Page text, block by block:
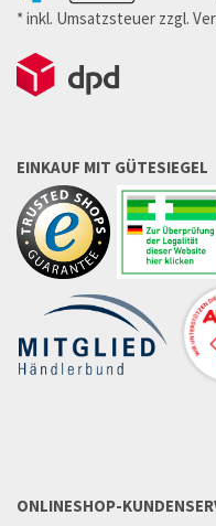
* inkl. Umsatzsteuer zzgl.
EINKAUF MIT GÜTESIEGEL
ONLINESHOP-